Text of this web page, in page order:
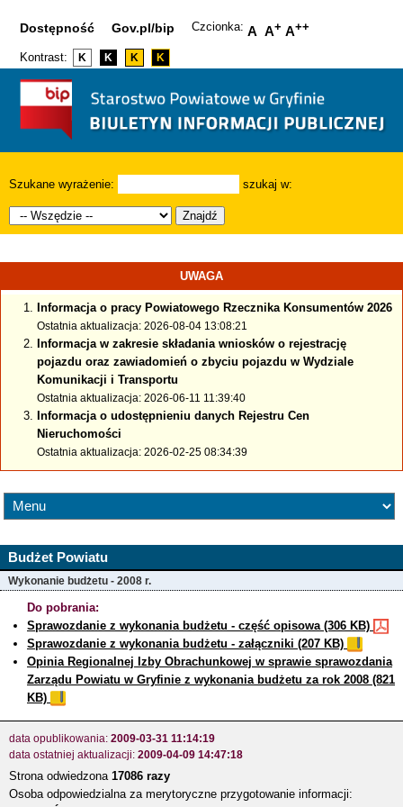
Dostępność Gov.pl/bip Czcionka: A A+ A++
Kontrast: K K K K
Szukane wyrażenie: szukaj w:
Znajdź
UWAGA
Informacja o pracy Powiatowego Rzecznika Konsumentów 2026
Ostatnia aktualizacja: 2026-08-04 13:08:21
Informacja w zakresie składania wniosków o rejestrację
pojazdu oraz zawiadomień o zbyciu pojazdu w Wydziale
Komunikacji i Transportu
Ostatnia aktualizacja: 2026-06-11 11:39:40
Informacja o udostępnieniu danych Rejestru Cen
Nieruchomości
Ostatnia aktualizacja: 2026-02-25 08:34:39
Budżet Powiatu
Wykonanie budżetu - 2008 r.
Do pobrania:
Sprawozdanie z wykonania budżetu - część opisowa (306 KB)
Sprawozdanie z wykonania budżetu - załączniki (207 KB)
Opinia Regionalnej Izby Obrachunkowej w sprawie sprawozdania
Zarządu Powiatu w Gryfinie z wykonania budżetu za rok 2008 (821
KB)
data opublikowania: 2009-03-31 11:14:19
data ostatniej aktualizacji: 2009-04-09 14:47:18
Strona odwiedzona 17086 razy
Osoba odpowiedzialna za merytoryczne przygotowanie informacji: